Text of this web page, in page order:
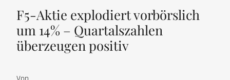
F5-Aktie explodiert vorbörslich
um 14% – Quartalszahlen
überzeugen positiv